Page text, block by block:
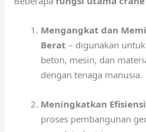
Mengangkat dan
Berat – digunakan
beton, mesin, dan
dengan tenaga manusia.
Meningkatkan
proses pembangunan